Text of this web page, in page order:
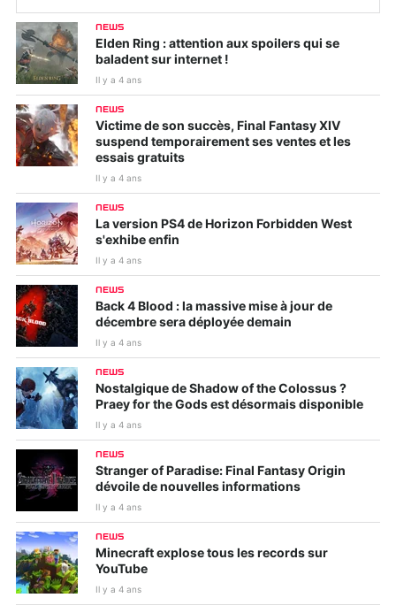
NEWS
Elden Ring : attention aux spoilers qui se
baladent sur internet !
Il y a 4 ans
NEWS
Victime de son succès, Final Fantasy XIV
suspend temporairement ses ventes et les
essais gratuits
Il y a 4 ans
NEWS
La version PS4 de Horizon Forbidden West
s'exhibe enfin
Il y a 4 ans
NEWS
Back 4 Blood : la massive mise à jour de
décembre sera déployée demain
Il y a 4 ans
NEWS
Nostalgique de Shadow of the Colossus ?
Praey for the Gods est désormais disponible
Il y a 4 ans
NEWS
Stranger of Paradise: Final Fantasy Origin
dévoile de nouvelles informations
Il y a 4 ans
NEWS
Minecraft explose tous les records sur
YouTube
Il y a 4 ans